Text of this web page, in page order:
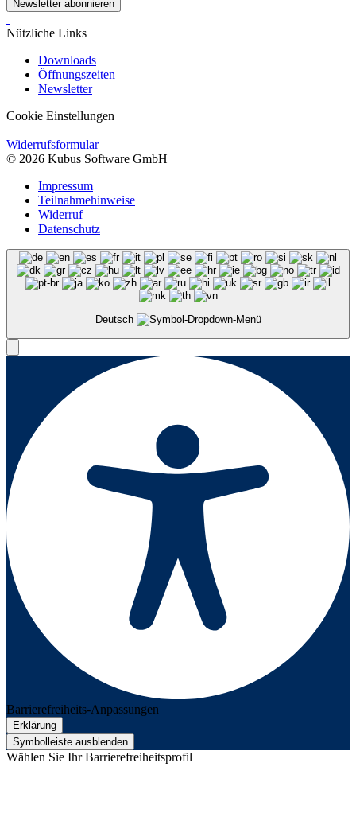
Newsletter abonnieren
Nützliche Links
Downloads
Öffnungszeiten
Newsletter
Cookie Einstellungen
Widerrufsformular
© 2026 Kubus Software GmbH
Impressum
Teilnahmehinweise
Widerruf
Datenschutz
Deutsch
Barrierefreiheits-Anpassungen
Erklärung
Symbolleiste ausblenden
Wählen Sie Ihr Barrierefreiheitsprofil